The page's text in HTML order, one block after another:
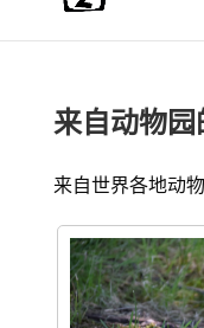
来自动物
来自世界各地动